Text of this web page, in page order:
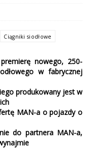
Ciągniki siodłowe
nowego, 250-
w fabrycznej
produkowany jest w
MAN-a o pojazdy o
do partnera MAN-a,